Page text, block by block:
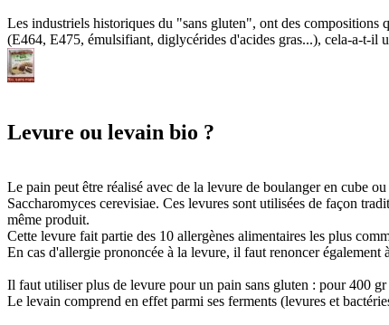
Les industriels historiques du "sans gluten", ont des compositions
(E464, E475, émulsifiant, diglycérides d'acides gras...), cela-a-t-il
Levure ou levain bio ?
Le pain peut être réalisé avec de la levure de boulanger en cube
Saccharomyces cerevisiae. Ces levures sont utilisées de façon
même produit.
Cette levure fait partie des 10 allergènes alimentaires les plus
En cas d'allergie prononcée à la levure, il faut renoncer également
Il faut utiliser plus de levure pour un pain sans gluten : pour 400
Le levain comprend en effet parmi ses ferments (levures et